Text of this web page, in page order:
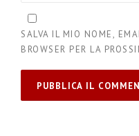
SALVA IL MIO NOME,
BROWSER PER LA